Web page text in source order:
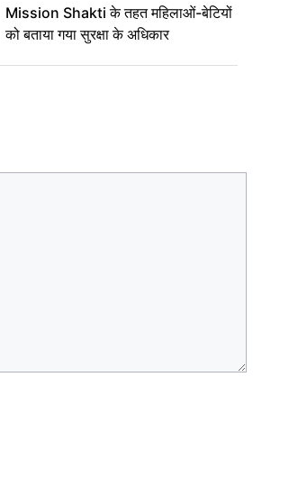
Mission Shakti के तहत महिलाओं-बेटियों
को बताया गया सुरक्षा के अधिकार